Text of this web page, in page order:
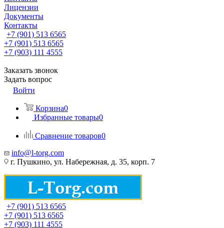
Лицензии
Документы
Контакты
+7 (901) 513 6565
+7 (901) 513 6565
+7 (903) 111 4555
Заказать звонок
Задать вопрос
Войти
Корзина0
Избранные товары0
Сравнение товаров0
info@l-torg.com
г. Пушкино, ул. Набережная, д. 35, корп. 7
+7 (901) 513 6565
+7 (901) 513 6565
+7 (903) 111 4555